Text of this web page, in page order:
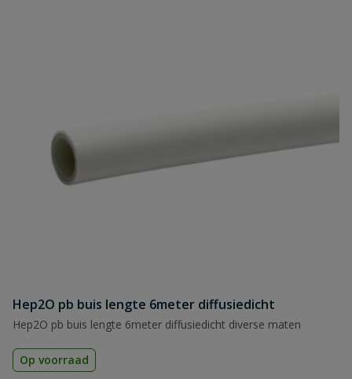
Hep2O pb buis lengte 6meter diffusiedicht
Hep2O pb buis lengte 6meter diffusiedicht diverse maten
Op voorraad